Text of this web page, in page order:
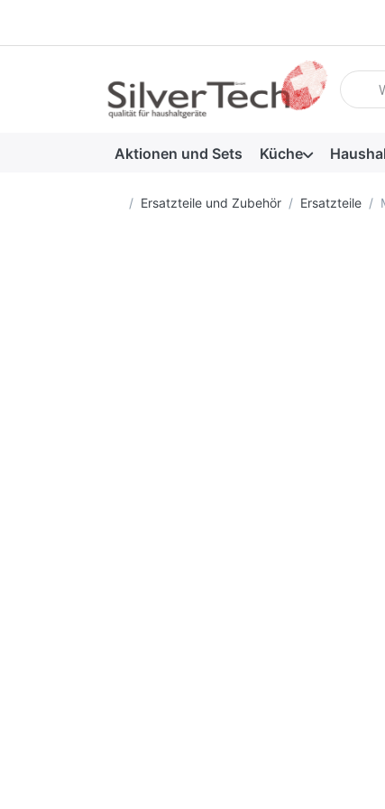
Aktionen und Sets Küche
Startseite
Ersatzteile und Zubehör Ersatzteile